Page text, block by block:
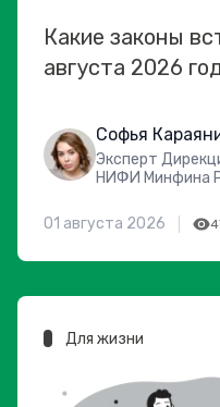
Какие законы
августа 2026
Софья
Эксперт
НИФИ Минфина
01 августа 2026
Для жизни